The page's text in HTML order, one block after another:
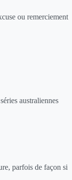
ou remerciement
australiennes
parfois de façon si